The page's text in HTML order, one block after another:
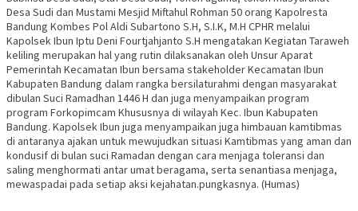
Desa Sudi dan Mustami Mesjid Miftahul Rohman 50 orang Kapolresta
Bandung Kombes Pol Aldi Subartono S.H, S.I.K, M.H CPHR melalui
Kapolsek Ibun Iptu Deni Fourtjahjanto S.H mengatakan Kegiatan Taraweh
keliling merupakan hal yang rutin dilaksanakan oleh Unsur Aparat
Pemerintah Kecamatan Ibun bersama stakeholder Kecamatan Ibun
Kabupaten Bandung dalam rangka bersilaturahmi dengan masyarakat
dibulan Suci Ramadhan 1446 H dan juga menyampaikan program
program Forkopimcam Khususnya di wilayah Kec. Ibun Kabupaten
Bandung. Kapolsek Ibun juga menyampaikan juga himbauan kamtibmas
di antaranya ajakan untuk mewujudkan situasi Kamtibmas yang aman dan
kondusif di bulan suci Ramadan dengan cara menjaga toleransi dan
saling menghormati antar umat beragama, serta senantiasa menjaga,
mewaspadai pada setiap aksi kejahatan.pungkasnya. (Humas)